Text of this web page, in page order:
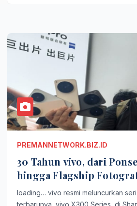
PREMANNETWORK.BIZ.ID
30 Tahun vivo, dari
hingga Flagship
loading… vivo resmi meluncurkan
terbarunya, vivo X300 Series, di